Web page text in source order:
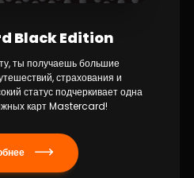
Black Edition
ты получаешь большие
страхования и
статус подчеркивает одна
карт Mastercard!